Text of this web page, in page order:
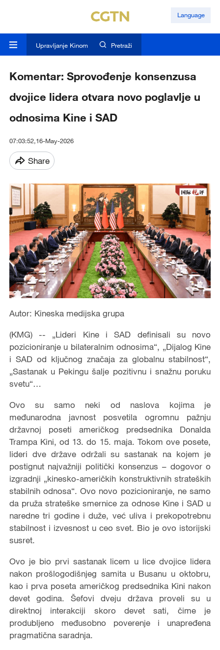
Language
Upravljanje Kinom Pretraži
Komentar: Sprovođenje konsenzusa
dvojice lidera otvara novo poglavlje u
odnosima Kine i SAD
07:03:52,16-May-2026
Share
Autor: Kineska medijska grupa
(KMG) -- „Lideri Kine i SAD definisali su novo
pozicioniranje u bilateralnim odnosima“, „Dijalog Kine
i SAD od ključnog značaja za globalnu stabilnost“,
„Sastanak u Pekingu šalje pozitivnu i snažnu poruku
svetu“…
Ovo su samo neki od naslova kojima je
međunarodna javnost posvetila ogromnu pažnju
državnoj poseti američkog predsednika Donalda
Trampa Kini, od 13. do 15. maja. Tokom ove posete,
lideri dve države održali su sastanak na kojem je
postignut najvažniji politički konsenzus – dogovor o
izgradnji „kinesko-američkih konstruktivnih strateških
stabilnih odnosa“. Ovo novo pozicioniranje, ne samo
da pruža strateške smernice za odnose Kine i SAD u
naredne tri godine i duže, već uliva i prekopotrebnu
stabilnost i izvesnost u ceo svet. Bio je ovo istorijski
susret.
Ovo je bio prvi sastanak licem u lice dvojice lidera
nakon prošlogodišnjeg samita u Busanu u oktobru,
kao i prva poseta američkog predsednika Kini nakon
devet godina. Šefovi dveju država proveli su u
direktnoj interakciji skoro devet sati, čime je
produbljeno međusobno poverenje i unapređena
pragmatična saradnja.